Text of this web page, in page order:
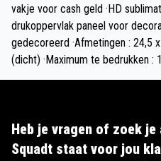
vakje voor cash geld ·HD
drukoppervlak paneel voor
gedecoreerd ·Afmetingen : 24,5
(dicht) ·Maximum te bedrukken :
Heb je vragen of zoek
Squadt staat voor jou